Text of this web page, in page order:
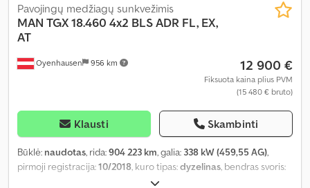
Oyenhausen 956 km
Pavojingų medžiagų sunkvežimis
MAN TGX 18.460 4x2 BLS ADR FL, EX,
AT
12 900 €
Fiksuota kaina plius PVM
(15 480 € bruto)
Klausti Skambinti
Būklė: naudotas, rida:904 223 km, galia: 338 kW (459,55 AG),
pirmoji registracija:10/2018, kuro tipas:dyzelinas, bendras svoris:
315/80 R22,5